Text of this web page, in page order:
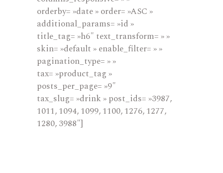
orderby= »date » order= »ASC »
additional_params= »id »
title_tag= »h6″ text_transform= » »
skin= »default » enable_filter= » »
pagination_type= » »
tax= »product_tag »
posts_per_page= »9″
tax_slug= »drink » post_ids= »3987,
1011, 1094, 1099, 1100, 1276, 1277,
1280, 3988″]